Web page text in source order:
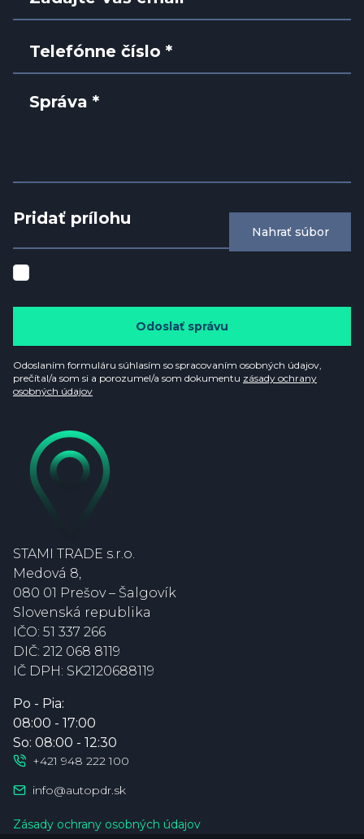
Pridať prílohu
Nahrať súbor
Odoslať správu
Odoslaním formuláru súhlasím so spracovaním osobných údajov,
prečítal/a som si a porozumel/a som dokumentu zásady ochrany
osobných údajov
STAMI TRADE s.r.o.
Medová 8,
080 01 Prešov – Šalgovík
Slovenská republika
IČO: 51 337 266
DIČ: 212 068 8119
IČ DPH: SK2120688119
Po - Pia:
08:00 - 17:00
So: 08:00 - 12:30
+421 948 222 100
info@autopdr.sk
Zásady ochrany osobných údajov